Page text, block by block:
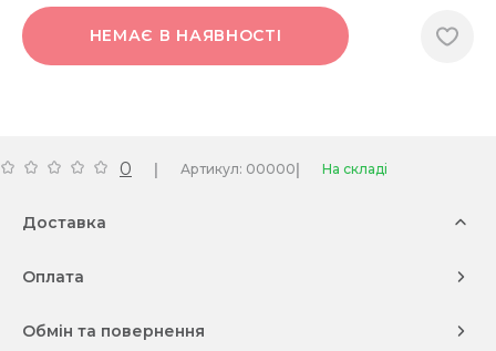
НЕМАЄ В НАЯВНОСТІ
0 | Артикул: 00000| На складі
Доставка
Оплата
Обмін та повернення